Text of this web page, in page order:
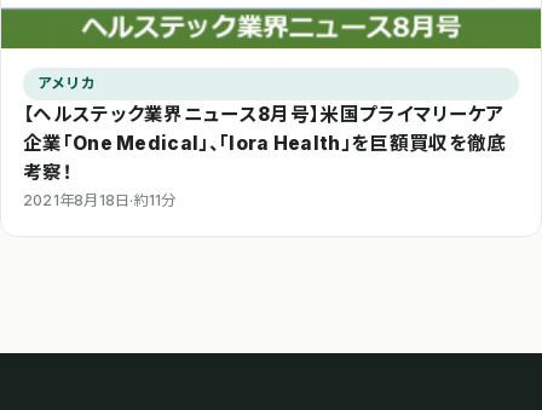
アメリカ
【ヘルステック業界ニュース8月号】米国プライマリーケア
企業「One Medical」、「lora Health」を巨額買収を徹底
考察！
2021年8月18日 ·約11分